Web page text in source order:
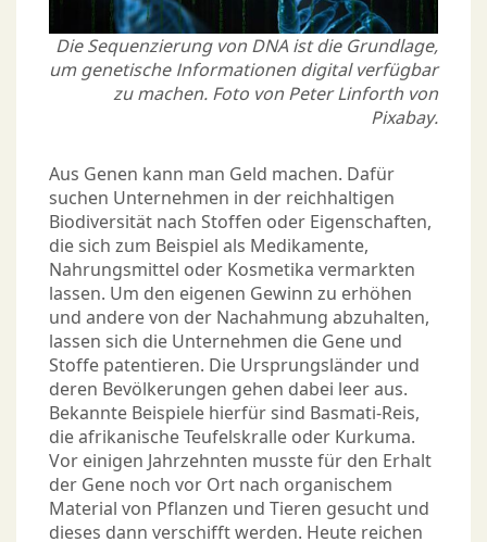
Die Sequenzierung von DNA ist die Grundlage,
um genetische Informationen digital verfügbar
zu machen. Foto von Peter Linforth von
Pixabay.
Aus Genen kann man Geld machen. Dafür
suchen Unternehmen in der reichhaltigen
Biodiversität nach Stoffen oder Eigenschaften,
die sich zum Beispiel als Medikamente,
Nahrungsmittel oder Kosmetika vermarkten
lassen. Um den eigenen Gewinn zu erhöhen
und andere von der Nachahmung abzuhalten,
lassen sich die Unternehmen die Gene und
Stoffe patentieren. Die Ursprungsländer und
deren Bevölkerungen gehen dabei leer aus.
Bekannte Beispiele hierfür sind Basmati-Reis,
die afrikanische Teufelskralle oder Kurkuma.
Vor einigen Jahrzehnten musste für den Erhalt
der Gene noch vor Ort nach organischem
Material von Pflanzen und Tieren gesucht und
dieses dann verschifft werden. Heute reichen